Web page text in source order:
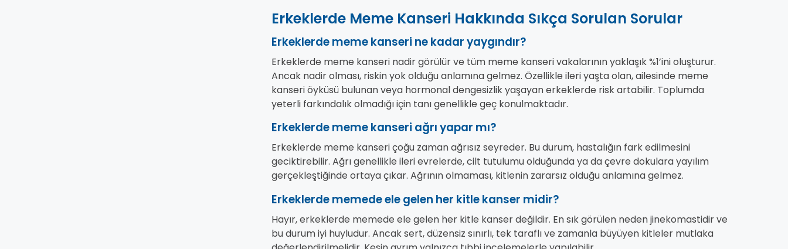
Erkeklerde Meme Kanseri Hakkında Sıkça Sorulan Sorular
Erkeklerde meme kanseri ne kadar yaygındır?
Erkeklerde meme kanseri nadir görülür ve tüm meme kanseri vakalarının yaklaşık %1’ini oluşturur.
Ancak nadir olması, riskin yok olduğu anlamına gelmez. Özellikle ileri yaşta olan, ailesinde meme
kanseri öyküsü bulunan veya hormonal dengesizlik yaşayan erkeklerde risk artabilir. Toplumda
yeterli farkındalık olmadığı için tanı genellikle geç konulmaktadır.
Erkeklerde meme kanseri ağrı yapar mı?
Erkeklerde meme kanseri çoğu zaman ağrısız seyreder. Bu durum, hastalığın fark edilmesini
geciktirebilir. Ağrı genellikle ileri evrelerde, cilt tutulumu olduğunda ya da çevre dokulara yayılım
gerçekleştiğinde ortaya çıkar. Ağrının olmaması, kitlenin zararsız olduğu anlamına gelmez.
Erkeklerde memede ele gelen her kitle kanser midir?
Hayır, erkeklerde memede ele gelen her kitle kanser değildir. En sık görülen neden jinekomastidir ve
bu durum iyi huyludur. Ancak sert, düzensiz sınırlı, tek taraflı ve zamanla büyüyen kitleler mutlaka